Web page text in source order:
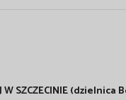
W SZCZECINIE (dzielnica